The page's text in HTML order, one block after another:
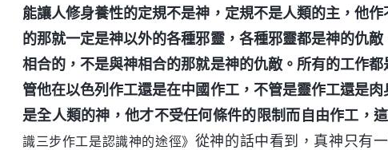
能讓人修身養性的定規不是神，定規不是人類的主，他
的那就一定是神以外的各種邪靈，各種邪靈都是神的仇
相合的，不是與神相合的那就是神的仇敵。所有的工作
管他在以色列作工還是在中國作工，不管是靈作工還是
是全人類的神，他才不受任何條件的限制而自由作工，
識三步作工是認識神的途徑》 從神的話中看到，真神只有